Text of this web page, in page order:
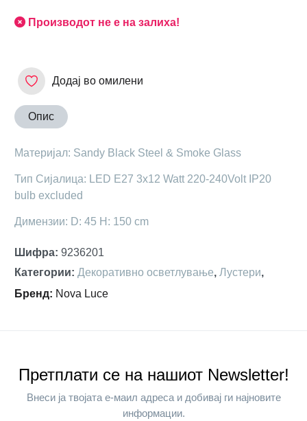
Производот не е на залиха!
Додај во омилени
Опис
Материјал: Sandy Black Steel & Smoke Glass
Тип Сијалица: LED E27 3x12 Watt 220-240Volt IP20
bulb excluded
Димензии: D: 45 H: 150 cm
Шифра: 9236201
Категории: Декоративно осветлување, Лустери,
Бренд: Nova Luce
Претплати се на нашиот Newsletter!
Внеси ја твојата е-маил адреса и добивај ги најновите
информации.